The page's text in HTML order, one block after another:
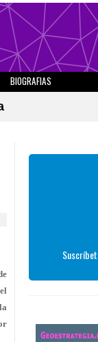
BIOGRAFIAS